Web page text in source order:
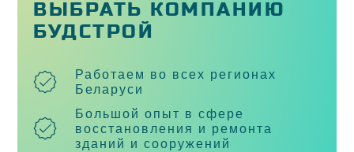
ВЫБРАТЬ КОМПАНИЮ
БУДСТРОЙ
Работаем во всех регионах
Беларуси
Большой опыт в сфере
восстановления и ремонта
зданий и сооружений